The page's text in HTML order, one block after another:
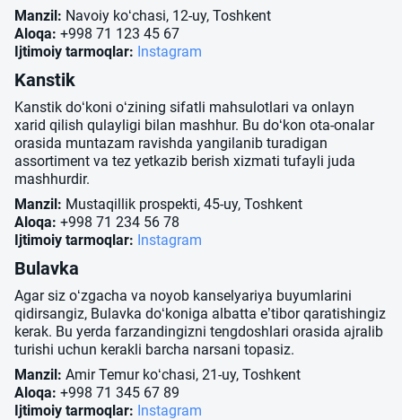
Manzil: Navoiy ko‘chasi, 12-uy, Toshkent
Aloqa: +998 71 123 45 67
Ijtimoiy tarmoqlar: Instagram
Kanstik
Kanstik do‘koni o‘zining sifatli mahsulotlari va onlayn
xarid qilish qulayligi bilan mashhur. Bu do‘kon ota-onalar
orasida muntazam ravishda yangilanib turadigan
assortiment va tez yetkazib berish xizmati tufayli juda
mashhurdir.
Manzil: Mustaqillik prospekti, 45-uy, Toshkent
Aloqa: +998 71 234 56 78
Ijtimoiy tarmoqlar: Instagram
Bulavka
Agar siz o‘zgacha va noyob kanselyariya buyumlarini
qidirsangiz, Bulavka do‘koniga albatta e’tibor qaratishingiz
kerak. Bu yerda farzandingizni tengdoshlari orasida ajralib
turishi uchun kerakli barcha narsani topasiz.
Manzil: Amir Temur ko‘chasi, 21-uy, Toshkent
Aloqa: +998 71 345 67 89
Ijtimoiy tarmoqlar: Instagram